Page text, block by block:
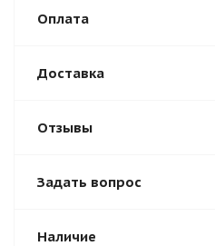
Оплата
Доставка
Отзывы
Задать вопрос
Наличие